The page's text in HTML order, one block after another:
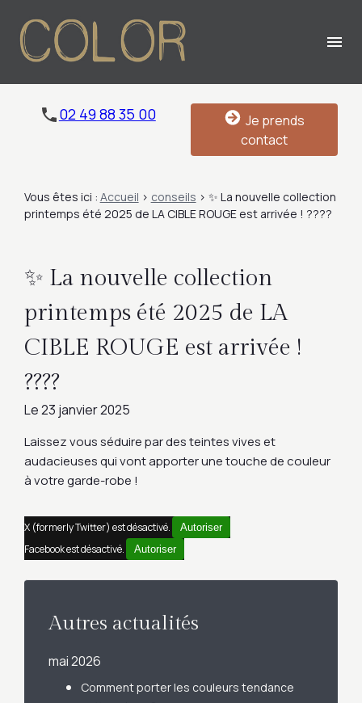
menu
02 49 88 35 00
Je prends
contact
Vous êtes ici : Accueil > conseils > ✨ La nouvelle collection
printemps été 2025 de LA CIBLE ROUGE est arrivée ! ????
✨ La nouvelle collection
printemps été 2025 de LA
CIBLE ROUGE est arrivée !
????
Le23 janvier 2025
Laissez vous séduire par des teintes vives et
audacieuses qui vont apporter une touche de couleur
à votre garde-robe !
X (formerly Twitter) est désactivé. Autoriser
Facebook est désactivé. Autoriser
Autres actualités
mai 2026
Comment porter les couleurs tendance